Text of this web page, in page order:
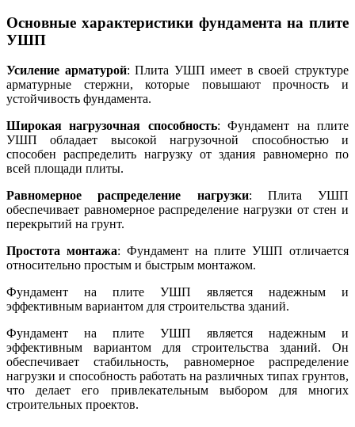
Основные характеристики фундамента на плите
УШП
Усиление арматурой: Плита УШП имеет в своей структуре
арматурные стержни, которые повышают прочность и
устойчивость фундамента.
Широкая нагрузочная способность: Фундамент на плите
УШП обладает высокой нагрузочной способностью и
способен распределить нагрузку от здания равномерно по
всей площади плиты.
Равномерное распределение нагрузки: Плита УШП
обеспечивает равномерное распределение нагрузки от стен и
перекрытий на грунт.
Простота монтажа: Фундамент на плите УШП отличается
относительно простым и быстрым монтажом.
Фундамент на плите УШП является надежным и
эффективным вариантом для строительства зданий.
Фундамент на плите УШП является надежным и
эффективным вариантом для строительства зданий. Он
обеспечивает стабильность, равномерное распределение
нагрузки и способность работать на различных типах грунтов,
что делает его привлекательным выбором для многих
строительных проектов.